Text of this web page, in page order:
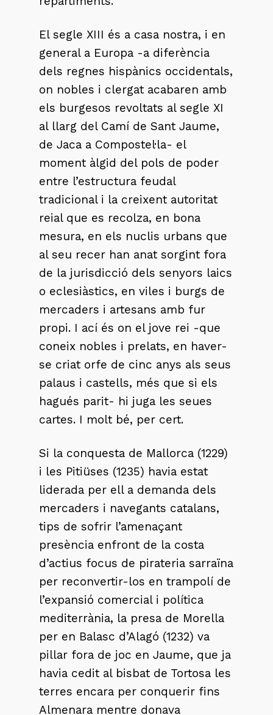
El segle XIII és a casa nostra, i en
general a Europa -a diferència
dels regnes hispànics occidentals,
on nobles i clergat acabaren amb
els burgesos revoltats al segle XI
al llarg del Camí de Sant Jaume,
de Jaca a Compostel·la- el
moment àlgid del pols de poder
entre l’estructura feudal
tradicional i la creixent autoritat
reial que es recolza, en bona
mesura, en els nuclis urbans que
al seu recer han anat sorgint fora
de la jurisdicció dels senyors laics
o eclesiàstics, en viles i burgs de
mercaders i artesans amb fur
propi. I ací és on el jove rei -que
coneix nobles i prelats, en haver-
se criat orfe de cinc anys als seus
palaus i castells, més que si els
hagués parit- hi juga les seues
cartes. I molt bé, per cert.
Si la conquesta de Mallorca (1229)
i les Pitiüses (1235) havia estat
liderada per ell a demanda dels
mercaders i navegants catalans,
tips de sofrir l’amenaçant
presència enfront de la costa
d’actius focus de pirateria sarraïna
per reconvertir-los en trampolí de
l’expansió comercial i política
mediterrània, la presa de Morella
per en Balasc d’Alagó (1232) va
pillar fora de joc en Jaume, que ja
havia cedit al bisbat de Tortosa les
terres encara per conquerir fins
Almenara mentre donava